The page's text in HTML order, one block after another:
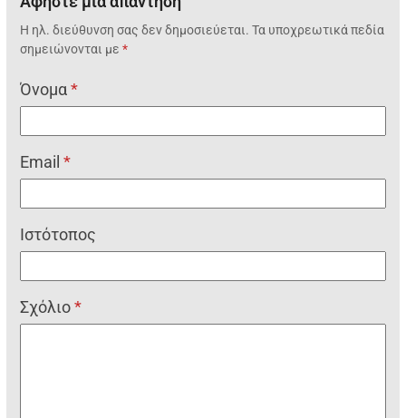
Η ηλ. διεύθυνση σας δεν δημοσιεύεται. Τα υποχρεωτικά πεδία
σημειώνονται με*
Όνομα*
Email*
Ιστότοπος
Σχόλιο*